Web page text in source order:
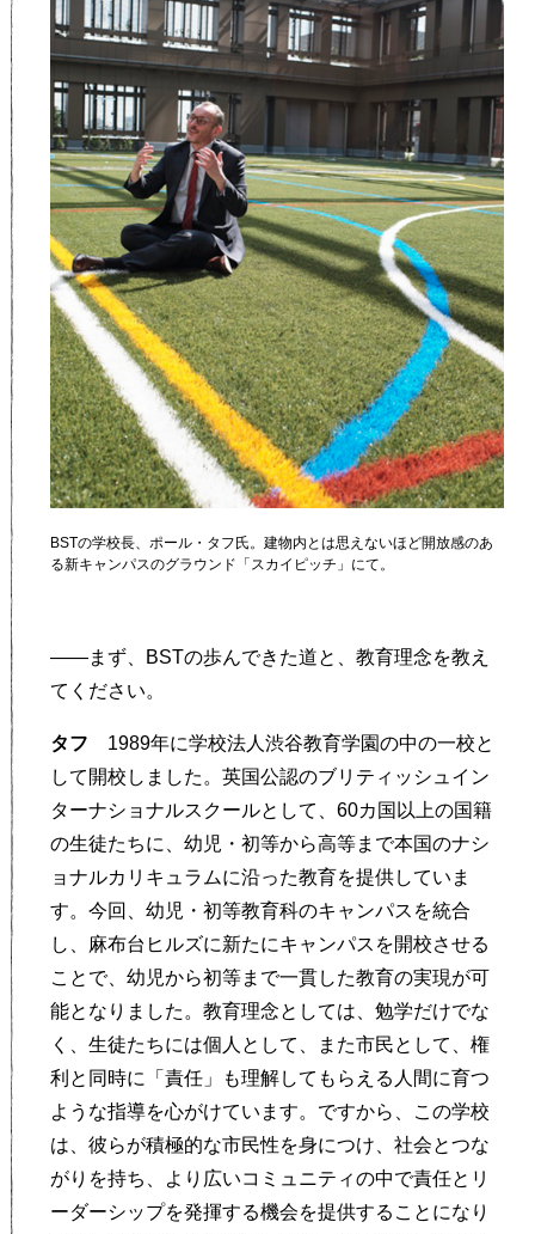
BSTの学校長、ポール・タフ氏。建物内とは思えないほど開放感のあ
る新キャンパスのグラウンド「スカイピッチ」にて。
——まず、BSTの歩んできた道と、教育理念を教え
てください。
タフ 1989年に学校法人渋谷教育学園の中の一校と
して開校しました。英国公認のブリティッシュイン
ターナショナルスクールとして、60カ国以上の国籍
の生徒たちに、幼児・初等から高等まで本国のナシ
ョナルカリキュラムに沿った教育を提供していま
す。今回、幼児・初等教育科のキャンパスを統合
し、麻布台ヒルズに新たにキャンパスを開校させる
ことで、幼児から初等まで一貫した教育の実現が可
能となりました。教育理念としては、勉学だけでな
く、生徒たちには個人として、また市民として、権
利と同時に「責任」も理解してもらえる人間に育つ
ような指導を心がけています。ですから、この学校
は、彼らが積極的な市民性を身につけ、社会とつな
がりを持ち、より広いコミュニティの中で責任とリ
ーダーシップを発揮する機会を提供することになり